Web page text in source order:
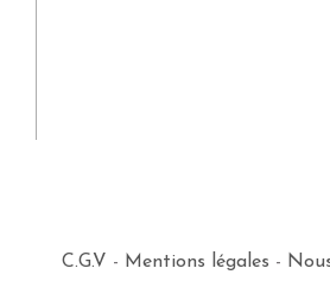
C.G.V - Mentions légales -